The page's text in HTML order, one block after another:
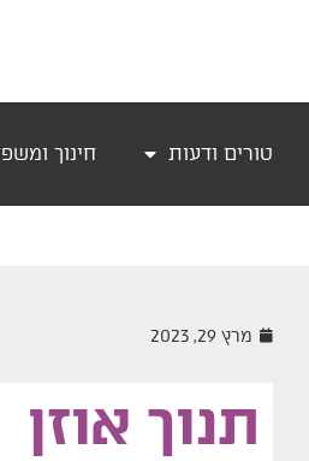
טורים ודעות חינוך
מרץ 29, 2023
תנוך אוזן